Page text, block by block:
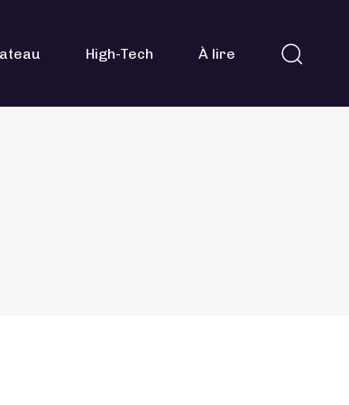
High-Tech À lire